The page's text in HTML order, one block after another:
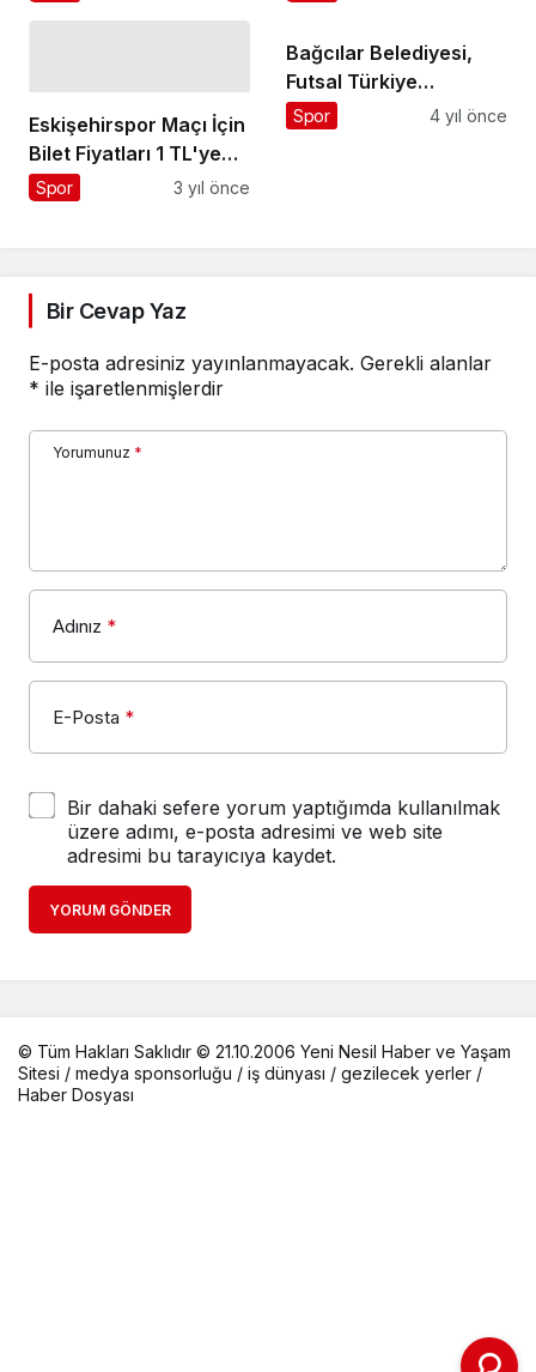
Eskişehirspor Maçı İçin
Bilet Fiyatları 1 TL'ye
Düşürüldü
Spor 3 yıl önce
Bağcılar Belediyesi,
Futsal Türkiye
Kupası’na galibiyetle
Spor 4 yıl önce
Bir Cevap Yaz
E-posta adresiniz yayınlanmayacak. Gerekli alanlar
* ile işaretlenmişlerdir
Yorumunuz *
Adınız *
E-Posta *
Bir dahaki sefere yorum yaptığımda kullanılmak
üzere adımı, e-posta adresimi ve web site
adresimi bu tarayıcıya kaydet.
YORUM GÖNDER
© Tüm Hakları Saklıdır © 21.10.2006 Yeni Nesil Haber ve Yaşam
Sitesi / medya sponsorluğu / iş dünyası / gezilecek yerler /
Haber Dosyası